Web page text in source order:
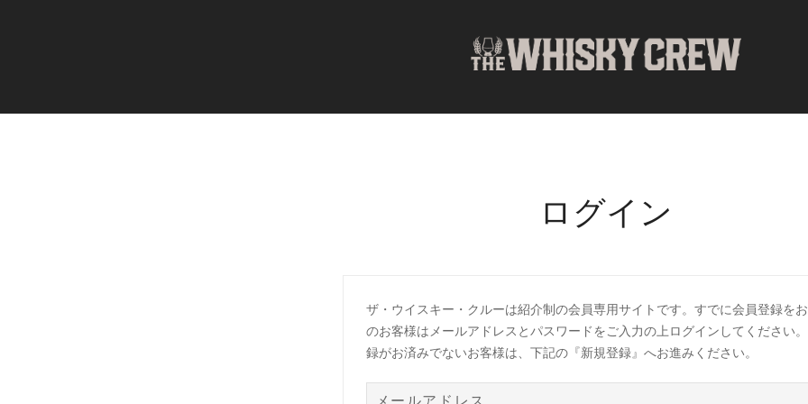
ログイン
ザ・ウイスキー・クルーは紹介制の会員専用サイトです。すでに会員登録を
のお客様はメールアドレスとパスワードをご入力の上ログインしてください
録がお済みでないお客様は、下記の『新規登録』へお進みください。